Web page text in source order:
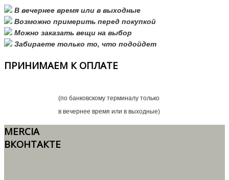
В вечернее время или в выходные
Возможно примерить перед покупкой
Можно заказать вещи на выбор
Забираете только то, что подойдет
ПРИНИМАЕМ К ОПЛАТЕ
(по банковскому терминалу только
в вечернее время или в выходные)
MERCIA
ВКОНТАКТЕ